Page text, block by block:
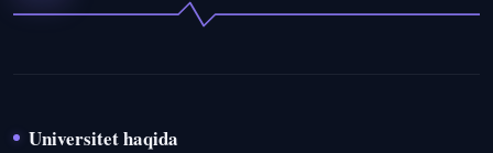
Universitet haqida